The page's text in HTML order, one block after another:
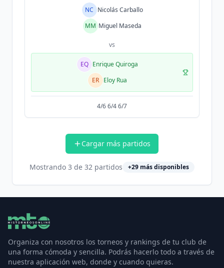
NC Nicolás Carballo
MM Miguel Maseda
vs
EQ Enrique Quiroga
ER
Eloy Rua
4/6 6/4 6/7
Cargar más partidos
Mostrando 3 de 32 partidos +29 más disponibles
Organiza con nosotros los torneos y rankings de tu club de
una forma cómoda y sencilla. Podrás hacerlo todo a través de
nuestra aplicación web, donde y cuando quieras.